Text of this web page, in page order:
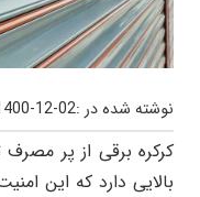
نوشته شده در :12-02
کرکره برقی از پر
بالایی دارد که این